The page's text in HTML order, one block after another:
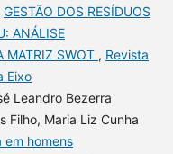
GESTÃO DOS RESÍDUOS
ANÁLISE
MATRIZ SWOT , Revista
Eixo
Leandro Bezerra
Filho, Maria Liz Cunha
em homens